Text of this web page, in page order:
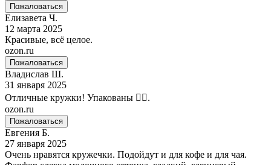
Пожаловаться
Елизавета Ч.
12 марта 2025
Красивые, всё целое.
ozon.ru
Пожаловаться
Владислав Ш.
31 января 2025
Отличные кружки! Упакованы 👍🏻.
ozon.ru
Пожаловаться
Евгения Б.
27 января 2025
Очень нравятся кружечки. Подойдут и для кофе и для чая.